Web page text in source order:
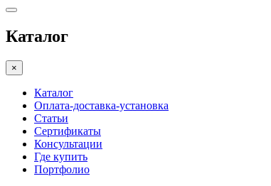
Каталог
×
Каталог
Оплата-доставка-установка
Статьи
Сертификаты
Консультации
Где купить
Портфолио